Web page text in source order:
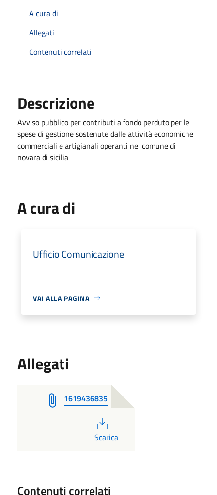
A cura di
Allegati
Contenuti correlati
Descrizione
Avviso pubblico per contributi a fondo perduto per le
spese di gestione sostenute dalle attività economiche
commerciali e artigianali operanti nel comune di
novara di sicilia
A cura di
Ufficio Comunicazione
VAI ALLA PAGINA
Allegati
1619436835
PDF
Scarica
Contenuti correlati